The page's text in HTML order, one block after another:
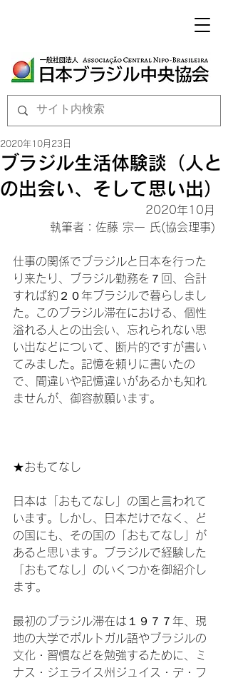
ブラジル生活体験談（人と
の出会い、そして思い出）
2020年10月23日
2020年10月
執筆者：佐藤 宗一 氏(協会理事)
仕事の関係でブラジルと日本を行った
り来たり、ブラジル勤務を７回、合計
すれば約２０年ブラジルで暮らしまし
た。このブラジル滞在における、個性
溢れる人との出会い、忘れられない思
い出などについて、断片的ですが書い
てみました。記憶を頼りに書いたの
で、間違いや記憶違いがあるかも知れ
ませんが、御容赦願います。
★おもてなし
日本は「おもてなし」の国と言われて
います。しかし、日本だけでなく、ど
の国にも、その国の「おもてなし」が
あると思います。ブラジルで経験した
「おもてなし」のいくつかを御紹介し
ます。
最初のブラジル滞在は１９７７年、現
地の大学でポルトガル語やブラジルの
文化・習慣などを勉強するために、ミ
ナス・ジェライス州ジュイス・デ・フ